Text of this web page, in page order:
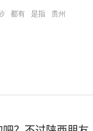
都有 是指 贵州